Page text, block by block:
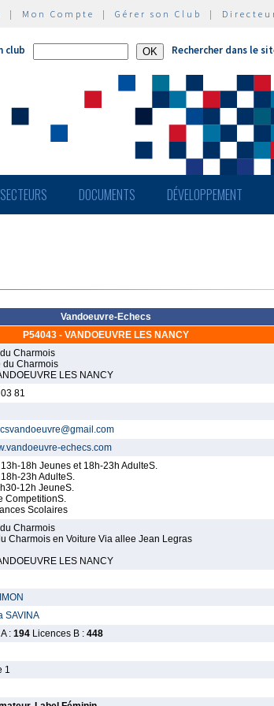
| Mon Compte | Gérer son Club |
club Rechercher dans le
SECTEURS DOCUMENTS DÉVELOPPEMENT
Vandoeuvre-Echecs
P54043 - VANDOEUVRE LES NANCY
Charmois
du Charmois
LES NANCY
81
echecs.com
18h Jeunes et 18h-23h AdulteS.
23h AdulteS.
12h JeuneS.
CompetitionS.
Scolaires
Charmois
Charmois en Voiture Via allee Jean Legras
LES NANCY
SAVINA
: 194 Licences B : 448
1